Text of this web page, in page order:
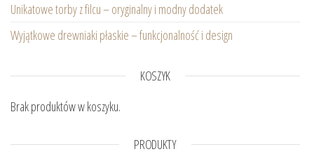
Unikatowe torby z filcu – oryginalny i modny dodatek
Wyjątkowe drewniaki płaskie – funkcjonalność i design
KOSZYK
Brak produktów w koszyku.
PRODUKTY